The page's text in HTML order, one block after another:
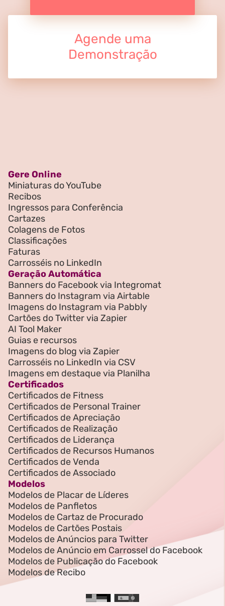
Agende uma
Demonstração
Gere Online
Miniaturas do YouTube
Recibos
Ingressos para Conferência
Cartazes
Colagens de Fotos
Classificações
Faturas
Carrosséis no LinkedIn
Geração Automática
Banners do Facebook via Integromat
Banners do Instagram via Airtable
Imagens do Instagram via Pabbly
Cartões do Twitter via Zapier
AI Tool Maker
Guias e recursos
Imagens do blog via Zapier
Carrosséis no LinkedIn via CSV
Imagens em destaque via Planilha
Certificados
Certificados de Fitness
Certificados de Personal Trainer
Certificados de Apreciação
Certificados de Realização
Certificados de Liderança
Certificados de Recursos Humanos
Certificados de Venda
Certificados de Associado
Modelos
Modelos de Placar de Líderes
Modelos de Panfletos
Modelos de Cartaz de Procurado
Modelos de Cartões Postais
Modelos de Anúncios para Twitter
Modelos de Anúncio em Carrossel do Facebook
Modelos de Publicação do Facebook
Modelos de Recibo